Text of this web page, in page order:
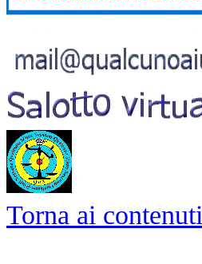
Torna ai contenuti